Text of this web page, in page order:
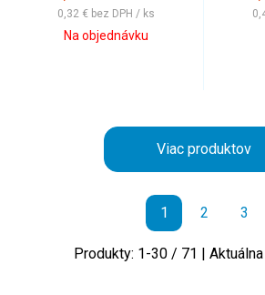
0,32 € bez DPH / ks
Na objednávku
Viac produktov
1 2 3
Produkty: 1-30/ 71 |